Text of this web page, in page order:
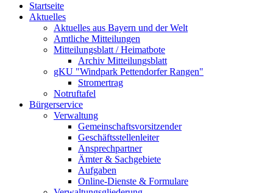
Startseite
Aktuelles
Aktuelles aus Bayern und der Welt
Amtliche Mitteilungen
Mitteilungsblatt / Heimatbote
Archiv Mitteilungsblatt
gKU "Windpark Pettendorfer Rangen"
Stromertrag
Notruftafel
Bürgerservice
Verwaltung
Gemeinschaftsvorsitzender
Geschäftsstellenleiter
Ansprechpartner
Ämter & Sachgebiete
Aufgaben
Online-Dienste & Formulare